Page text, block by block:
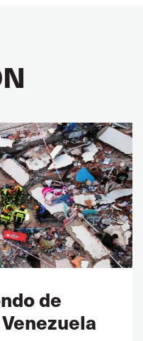
de